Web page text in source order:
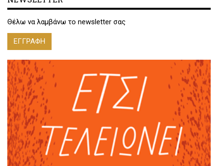
Θέλω να λαμβάνω το newsletter σας
ΕΓΓΡΑΦΗ